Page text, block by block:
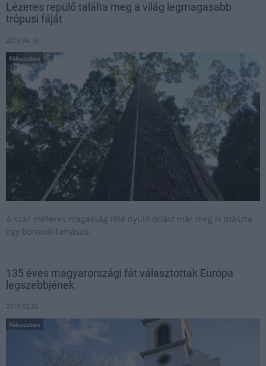
Lézeres repülő találta meg a világ legmagasabb
trópusi fáját
2019.04.10
Fókuszban
A száz méteres magasság fölé nyúló óriást már meg is mászta
egy borneói famászó.
135 éves magyarországi fát választottak Európa
legszebbjének
2019.03.20
Fókuszban